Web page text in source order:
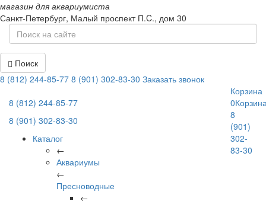
магазин для аквариумиста
Санкт-Петербург, Малый проспект П.C., дом 30
Поиск
8 (812) 244-85-77 8 (901) 302-83-30 Заказать звонок
8 (812) 244-85-77
8 (901) 302-83-30
Каталог
←
Аквариумы
←
Пресноводные
←
Корзина
0
8
(901)
302-
83-30